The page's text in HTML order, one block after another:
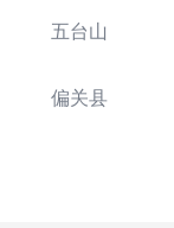
五台山
偏关县